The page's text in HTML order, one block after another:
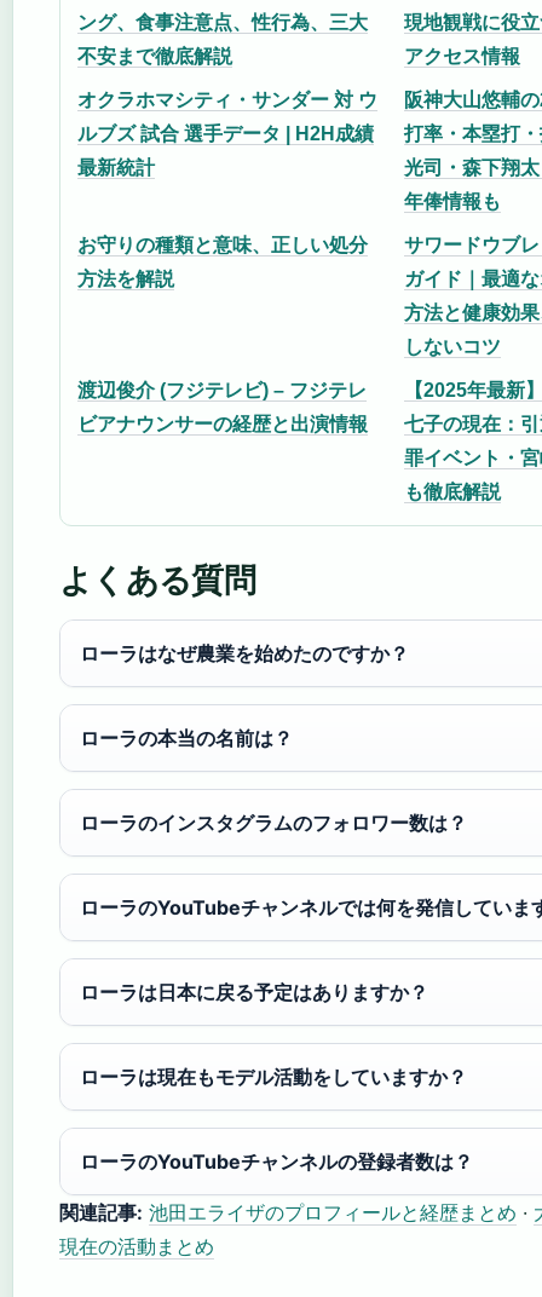
ング、食事注意点、性行為、三大
不安まで徹底解説
現地観戦に役
アクセス情報
オクラホマシティ・サンダー 対 ウ
ルブズ 試合 選手データ | H2H成績
最新統計
阪神大山悠輔
打率・本塁打
光司・森下翔
年俸情報も
お守りの種類と意味、正しい処分
方法を解説
サワードウブ
ガイド｜最適
方法と健康効
しないコツ
渡辺俊介 (フジテレビ) – フジテレ
ビアナウンサーの経歴と出演情報
【2025年最新
七子の現在：
罪イベント・
も徹底解説
よくある質問
ローラはなぜ農業を始めたのですか？
ローラの本当の名前は？
ローラのインスタグラムのフォロワー数は？
ローラのYouTubeチャンネルでは何を発信していま
ローラは日本に戻る予定はありますか？
ローラは現在もモデル活動をしていますか？
ローラのYouTubeチャンネルの登録者数は？
関連記事: 池田エライザのプロフィールと経歴まとめ ·
現在の活動まとめ